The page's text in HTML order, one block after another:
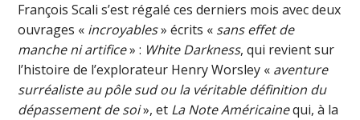
François Scali s’est régalé ces derniers mois avec deux
ouvrages « incroyables» écrits « sans effet de
manche ni artifice» : White Darkness, qui revient sur
l’histoire de l’explorateur Henry Worsley « aventure
surréaliste au pôle sud ou la véritable définition du
dépassement de soi», et La Note Américainequi, à la